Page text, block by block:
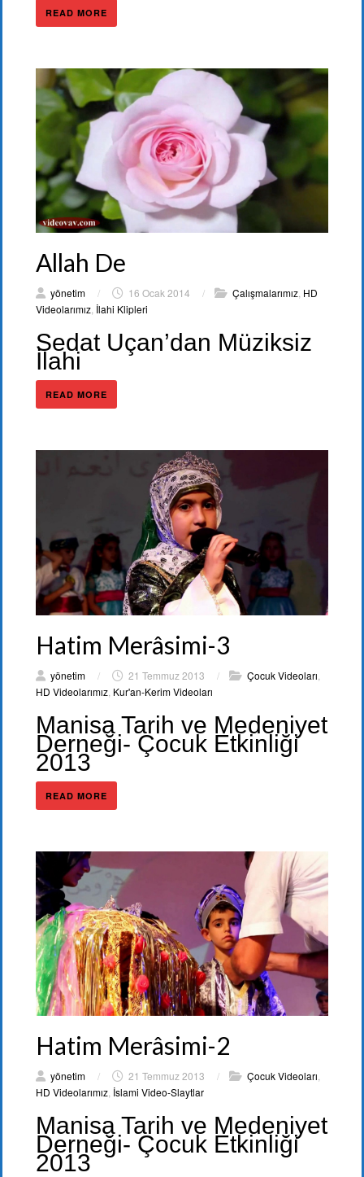
READ MORE
Allah De
yönetim / 16 Ocak 2014 / Çalışmalarımız HD
Videolarımız İlahi Klipleri
Sedat Uçan’dan Müziksiz
İlahi
READ MORE
Hatim Merâsimi-3
yönetim / 21 Temmuz 2013 / Çocuk Videoları
HD Videolarımız Kur'an-Kerim Videoları
Manisa Tarih ve Medeniyet
Derneği- Çocuk Etkinliği
2013
READ MORE
Hatim Merâsimi-2
yönetim / 21 Temmuz 2013 / Çocuk Videoları
HD Videolarımız İslami Video-Slaytlar
Manisa Tarih ve Medeniyet
Derneği- Çocuk Etkinliği
2013